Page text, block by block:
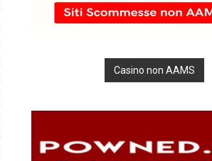
Casino non AAMS